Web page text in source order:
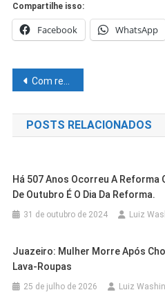
Compartilhe isso:
Facebook WhatsApp
Navegação
de
Post
Com refeição gratuita, Restaurante Popular de Juazeiro é alternativa para pessoas em situação de insegurança alimentar
POSTS RELACIONADOS
Há 507 Anos Ocorreu A Reforma
De Outubro É O Dia Da Reforma.
31 de outubro de 2024 Luiz
Juazeiro: Mulher Morre Após
Lava-Roupas
25 de julho de 2026
Luiz